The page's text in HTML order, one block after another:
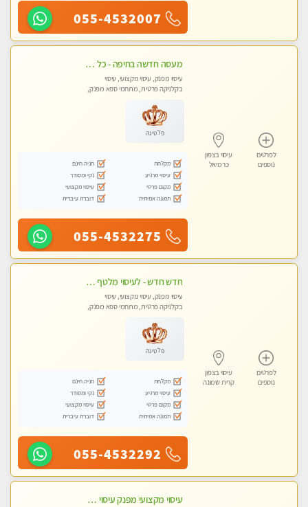
055-4532007
לפרטים
נוספים
עיסוי בצפון
כרמיאל
מעסה חדשה בחיפה - כל סוגי העיסויים מעסה מקצועית ואיכותית פרטי!!!
עיסוי מפנק, עיסוי מקצועי, עיסוי
בקלניקה פרטית, מתחמי ספא מפנק,
פלטינה
מקלחת
חניה חינם
עיסוי מרגיע
נקי ומסודר
מקום פרטי
עיסוי מקצועי
תמונה אמיתית
דוברת עיברית
055-4532275
לפרטים
נוספים
עיסוי בצפון
קרית שמונה
חדש חדש - לעיסוי מלטף איכותי ומיוחד במינו..... באווירה ביתית לאור נרות !
עיסוי מפנק, עיסוי מקצועי, עיסוי
בקלניקה פרטית, מתחמי ספא מפנק,
פלטינה
מקלחת
חניה חינם
עיסוי מרגיע
נקי ומסודר
מקום פרטי
עיסוי מקצועי
תמונה אמיתית
דוברת עיברית
055-4532292
עיסוי מקצועי מפנק עיסוי עם אבנים חמות. מעסה עם תעודות. טיפול מרגיע ומפנק באווירה נעימה ושקטה